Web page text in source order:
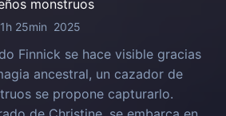
monstruos
1h 25min 2025
Finnick se hace visible gracias
ancestral, un cazador de
se propone capturarlo.